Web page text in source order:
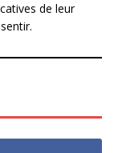
de leur